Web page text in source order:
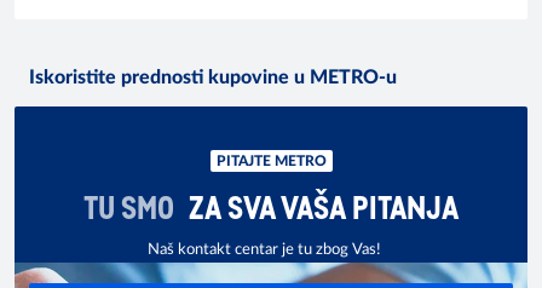
Iskoristite prednosti kupovine u METRO-u
PITAJTE METRO
TU SMO ZA SVA VAŠA PITANJA
Naš kontakt centar je tu zbog Vas!